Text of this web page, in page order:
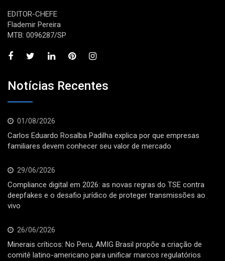
EDITOR-CHEFE
Flademir Pereira
MTB: 0096287/SP
Notícias Recentes
01/08/2026
Carlos Eduardo Rosalba Padilha explica por que empresas
familiares devem conhecer seu valor de mercado
29/06/2026
Compliance digital em 2026: as novas regras do TSE contra
deepfakes e o desafio jurídico de proteger transmissões ao
vivo
26/06/2026
Minerais críticos: No Peru, AMIG Brasil propõe a criação de
comitê latino-americano para unificar marcos regulatórios